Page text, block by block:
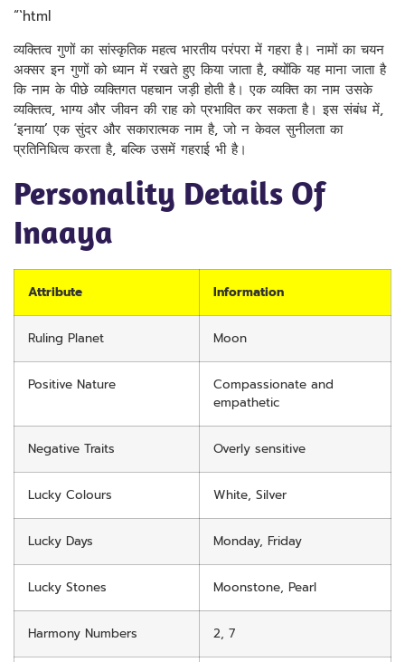
“`html
व्यक्तित्व गुणों का सांस्कृतिक महत्व भारतीय परंपरा में गहरा है। नामों का चयन
अक्सर इन गुणों को ध्यान में रखते हुए किया जाता है, क्योंकि यह माना जाता है
कि नाम के पीछे व्यक्तिगत पहचान जड़ी होती है। एक व्यक्ति का नाम उसके
व्यक्तित्व, भाग्य और जीवन की राह को प्रभावित कर सकता है। इस संबंध में,
‘इनाया’ एक सुंदर और सकारात्मक नाम है, जो न केवल सुनीलता का
प्रतिनिधित्व करता है, बल्कि उसमें गहराई भी है।
Personality Details Of
Inaaya
Attribute Information
Ruling Planet Moon
Positive Nature
Compassionate and
empathetic
Negative Traits Overly sensitive
Lucky Colours White, Silver
Lucky Days Monday, Friday
Lucky Stones Moonstone, Pearl
Harmony Numbers 2, 7